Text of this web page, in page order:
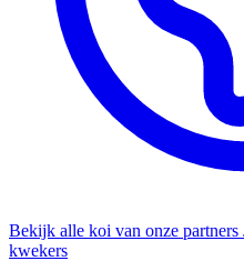
Bekijk alle koi van onze partners
kwekers